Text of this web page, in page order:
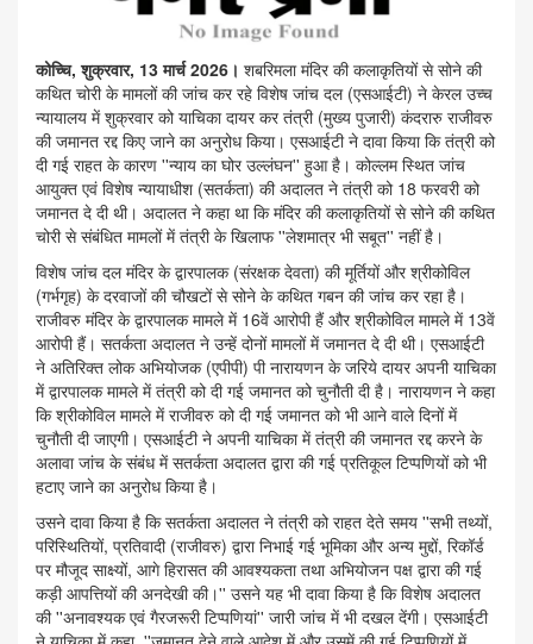
कोच्चि, शुक्रवार, 13 मार्च 2026। शबरिमला मंदिर की कलाकृतियों से सोने की
कथित चोरी के मामलों की जांच कर रहे विशेष जांच दल (एसआईटी) ने केरल उच्च
न्यायालय में शुक्रवार को याचिका दायर कर तंत्री (मुख्य पुजारी) कंदरारु राजीवरु
की जमानत रद्द किए जाने का अनुरोध किया। एसआईटी ने दावा किया कि तंत्री को
दी गई राहत के कारण ''न्याय का घोर उल्लंघन'' हुआ है। कोल्लम स्थित जांच
आयुक्त एवं विशेष न्यायाधीश (सतर्कता) की अदालत ने तंत्री को 18 फरवरी को
जमानत दे दी थी। अदालत ने कहा था कि मंदिर की कलाकृतियों से सोने की कथित
चोरी से संबंधित मामलों में तंत्री के खिलाफ ''लेशमात्र भी सबूत'' नहीं है।
विशेष जांच दल मंदिर के द्वारपालक (संरक्षक देवता) की मूर्तियों और श्रीकोविल
(गर्भगृह) के दरवाजों की चौखटों से सोने के कथित गबन की जांच कर रहा है।
राजीवरु मंदिर के द्वारपालक मामले में 16वें आरोपी हैं और श्रीकोविल मामले में 13वें
आरोपी हैं। सतर्कता अदालत ने उन्हें दोनों मामलों में जमानत दे दी थी। एसआईटी
ने अतिरिक्त लोक अभियोजक (एपीपी) पी नारायणन के जरिये दायर अपनी याचिका
में द्वारपालक मामले में तंत्री को दी गई जमानत को चुनौती दी है। नारायणन ने कहा
कि श्रीकोविल मामले में राजीवरु को दी गई जमानत को भी आने वाले दिनों में
चुनौती दी जाएगी। एसआईटी ने अपनी याचिका में तंत्री की जमानत रद्द करने के
अलावा जांच के संबंध में सतर्कता अदालत द्वारा की गई प्रतिकूल टिप्पणियों को भी
हटाए जाने का अनुरोध किया है।
उसने दावा किया है कि सतर्कता अदालत ने तंत्री को राहत देते समय ''सभी तथ्यों,
परिस्थितियों, प्रतिवादी (राजीवरु) द्वारा निभाई गई भूमिका और अन्य मुद्दों, रिकॉर्ड
पर मौजूद साक्ष्यों, आगे हिरासत की आवश्यकता तथा अभियोजन पक्ष द्वारा की गई
कड़ी आपत्तियों की अनदेखी की।'' उसने यह भी दावा किया है कि विशेष अदालत
की ''अनावश्यक एवं गैरजरूरी टिप्पणियां'' जारी जांच में भी दखल देंगी। एसआईटी